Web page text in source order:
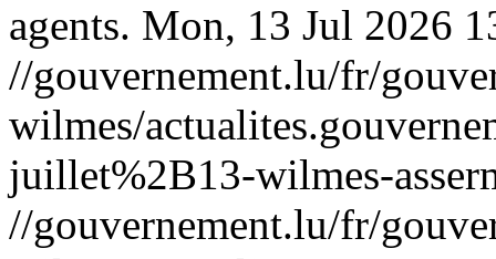
agents. Mon, 13 Jul 2026
//gouvernement.lu/fr/
wilmes/
juillet%2B13-wilmes-
//gouvernement.lu/fr/